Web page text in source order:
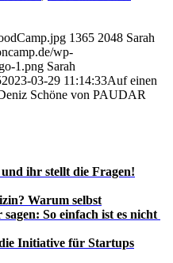
1365 2048 Sarah
wp-
1.png Sarah
2023-03-29 11:14:33Auf einen
Schöne von PAUDAR
ihr stellt die Fragen!
Warum selbst
So einfach ist es nicht
Initiative für Startups